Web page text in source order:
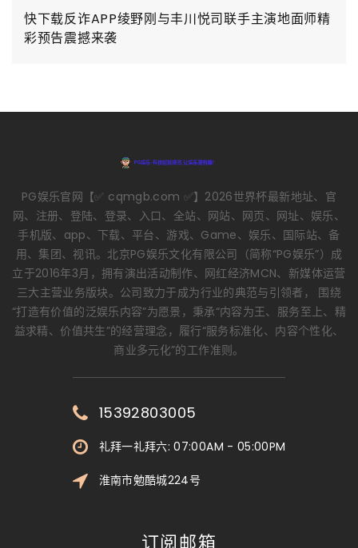
快下载反诈APP绫野刚与丰川悦司联手主演地面师精
彩预告震撼来袭
PG娱乐官网【✅ cqmgb.com ✅】2026世界杯最新地址、官
网、注册、登陆、登录、入口、全站、网站、网页、网址、娱乐、
手机版、app、下载、平台、游戏、Game、娱乐、国际站、备
用、集团、视讯。北京PG娱乐文化有限公司（简称“PG娱乐”）成
立于2016年3月，拥有演出活动制作、网红经济MCN、新媒体运营
三大主营业务版块。公司致力于成为行业的典范与引领者， 围绕
“打造有价值的泛娱乐内容”为愿景，秉承“内容为王、服务至上、精
益求精、价值共生”的经营理念，履行“服务标准化、内容个性化、
商业多元化”的工作准则。
15392803005
礼拜一礼拜六: 07:00AM - 05:00PM
淮南市勉酷城224号